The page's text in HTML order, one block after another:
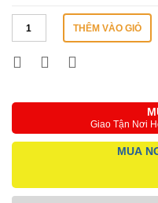
THÊM VÀO GIỎ
Giao Tận Nơi
MUA